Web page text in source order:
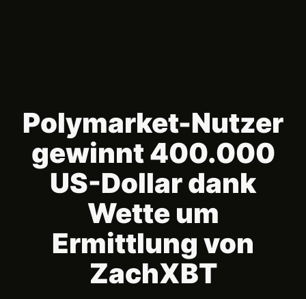
Polymarket-Nutzer
gewinnt 400.000
US-Dollar dank
Wette um
Ermittlung von
ZachXBT